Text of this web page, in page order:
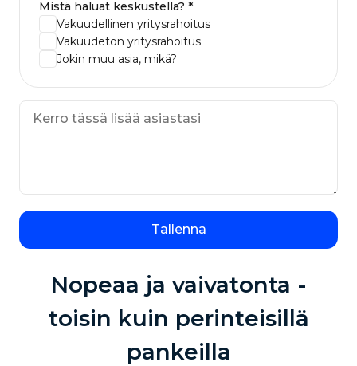
Mistä haluat keskustella? *
Vakuudellinen yritysrahoitus
Vakuudeton yritysrahoitus
Jokin muu asia, mikä?
Tallenna
Nopeaa ja vaivatonta -
toisin kuin perinteisillä
pankeilla